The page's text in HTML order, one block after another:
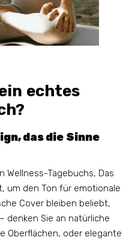
echtes
das die Sinne
Wellness-Tagebuchs, Das
um den Ton für emotionale
Cover bleiben beliebt,
denken Sie an natürliche
Oberflächen, oder elegante